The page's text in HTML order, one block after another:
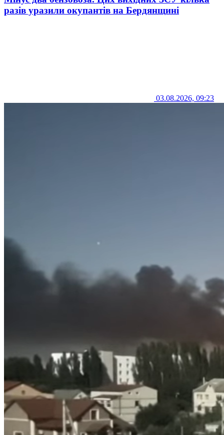
разів уразили окупантів на Бердянщині
03.08.2026, 09:23